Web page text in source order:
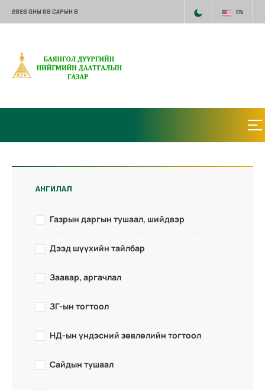
2026 ОНЫ 08 САРЫН 8 EN
АНГИЛАЛ
Газрын даргын тушаал, шийдвэр
Дээд шүүхийн тайлбар
Заавар, аргачлал
ЗГ-ын тогтоол
НД-ын үндэсний зөвлөлийн тогтоол
Сайдын тушаал